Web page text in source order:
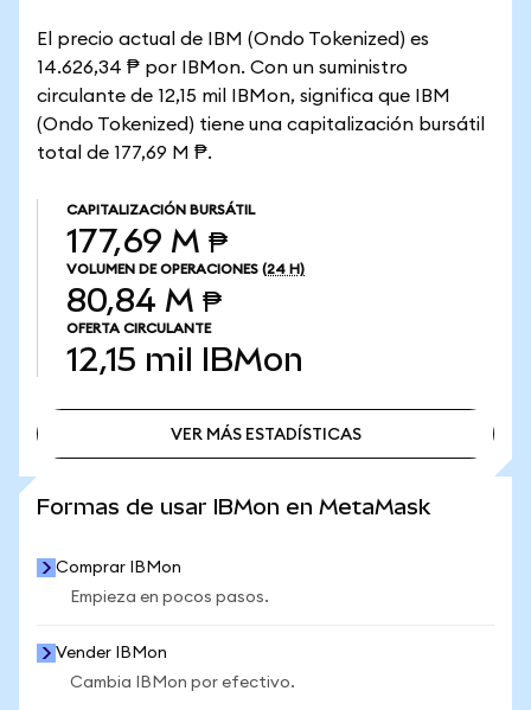
El precio actual de IBM (Ondo Tokenized) es
14.626,34 ₱ por IBMon. Con un suministro
circulante de 12,15 mil IBMon, significa que IBM
(Ondo Tokenized) tiene una capitalización bursátil
total de 177,69 M ₱.
CAPITALIZACIÓN BURSÁTIL
177,69 M ₱
VOLUMEN DE OPERACIONES (24 H)
80,84 M ₱
OFERTA CIRCULANTE
12,15 mil IBMon
VER MÁS ESTADÍSTICAS
Formas de usar IBMon en MetaMask
Comprar IBMon
Empieza en pocos pasos.
Vender IBMon
Cambia IBMon por efectivo.